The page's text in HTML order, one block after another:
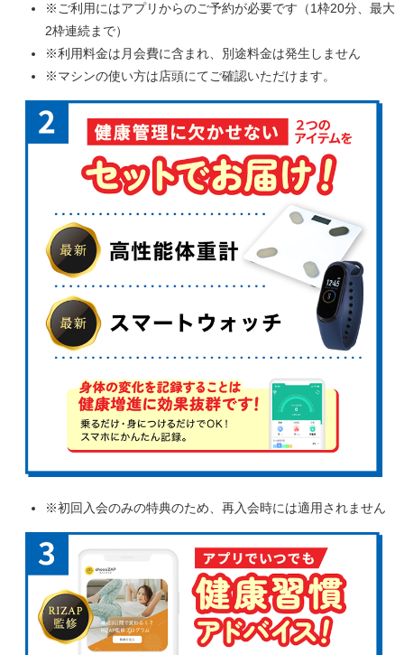
※ご利用にはアプリからのご予約が必要です（1枠20分、最大
2枠連続まで）
※利用料金は月会費に含まれ、別途料金は発生しません
※マシンの使い方は店頭にてご確認いただけます。
※初回入会のみの特典のため、再入会時には適用されません